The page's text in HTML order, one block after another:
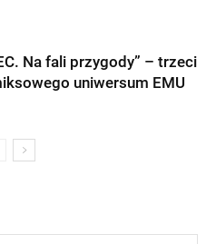
Na fali przygody” – trzeci
uniwersum EMU